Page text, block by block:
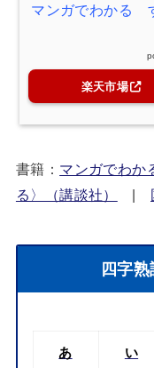
マンガでわかる
楽天市場
書籍： マンガでわか
る〉（講談社）
|
四字
あ い